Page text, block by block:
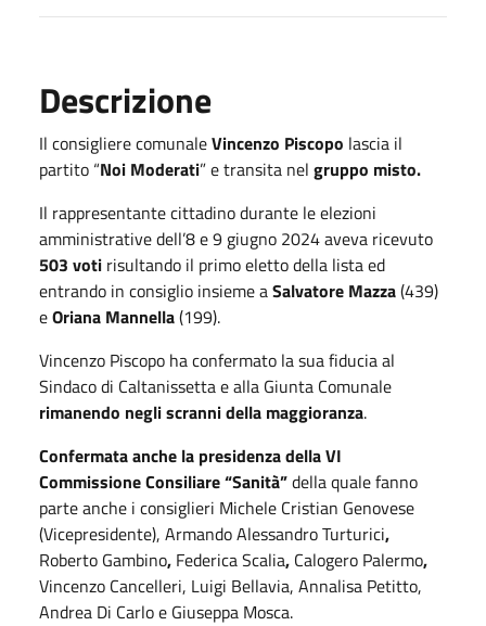
Descrizione
Il consigliere comunaleVincenzo Piscopo lascia il
partito “Noi Moderati” e transita nel gruppo misto.
Il rappresentante cittadino durante le elezioni
amministrative dell’8 e 9 giugno 2024 aveva ricevuto
503 voti risultando il primo eletto della lista ed
entrando in consiglio insieme aSalvatore Mazza(439)
eOriana Mannella(199).
Vincenzo Piscopo ha confermato la sua fiducia al
Sindaco di Caltanissetta e alla Giunta Comunale
rimanendo negli scranni della maggioranza.
Confermata anche la presidenza della VI
Commissione Consiliare “Sanità”della quale fanno
parte anche i consiglieri Michele Cristian Genovese
(Vicepresidente), Armando Alessandro Turturici,
Roberto Gambino, Federica Scalia, Calogero Palermo,
Vincenzo Cancelleri, Luigi Bellavia, Annalisa Petitto,
Andrea Di Carlo e Giuseppa Mosca.